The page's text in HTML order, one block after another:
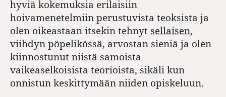
hyviä kokemuksia erilaisiin
hoivamenetelmiin perustuvista teoksista ja
olen oikeastaan itsekin tehnyt sellaisen,
viihdyn pöpelikössä, arvostan sieniä ja olen
kiinnostunut niistä samoista
vaikeaselkoisista teorioista, sikäli kun
onnistun keskittymään niiden opiskeluun.